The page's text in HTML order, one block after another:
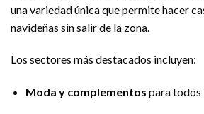
una variedad única que permite hacer
navideñas sin salir de la zona.
Los sectores más destacados incluyen:
Moda y complementos para todos